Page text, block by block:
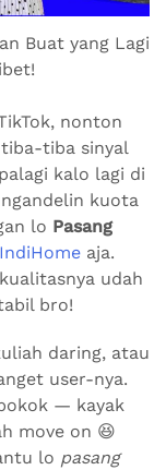
Buat yang Lagi
nonton
tiba sinyal
kalo lagi di
kuota
lo Pasang
IndiHome aja.
udah
bro!
daring, atau
user-nya.
— kayak
move on 😆
lo pasang